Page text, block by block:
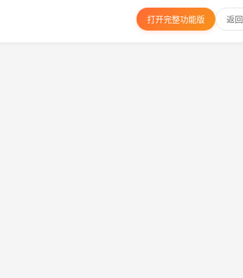
打开完整功能版 返